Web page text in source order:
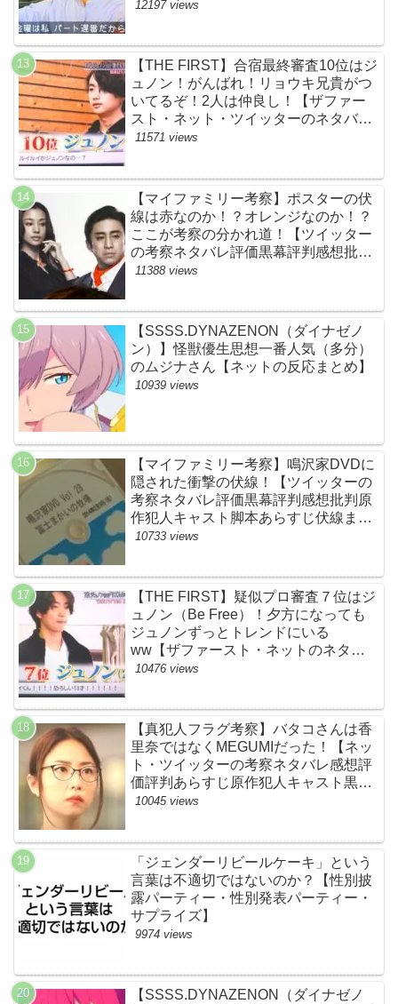
価評判あらすじ原作犯人キャスト黒幕
12197 views
【THE FIRST】合宿最終審査10位はジ
ュノン！がんばれ！リョウキ兄貴がつ
いてるぞ！2人は仲良し！【ザファー
スト・ネット・ツイッターのネタバレ
考察まとめ感想評価評判・スッキリ・
11571 views
【マイファミリー考察】ポスターの伏
線は赤なのか！？オレンジなのか！？
ここが考察の分かれ道！【ツイッター
の考察ネタバレ評価黒幕評判感想批判
原作犯人キャスト脚本あらすじ伏線ま
11388 views
【SSSS.DYNAZENON（ダイナゼノ
ン）】怪獣優生思想一番人気（多分）
のムジナさん【ネットの反応まとめ】
10939 views
【マイファミリー考察】鳴沢家DVDに
隠された衝撃の伏線！【ツイッターの
考察ネタバレ評価黒幕評判感想批判原
作犯人キャスト脚本あらすじ伏線まと
め】
10733 views
【THE FIRST】疑似プロ審査７位はジ
ュノン（Be Free）！夕方になっても
ジュノンずっとトレンドにいる
ww【ザファースト・ネットのネタバ
レ感想考察まとめ・スッキリ・
10476 views
【真犯人フラグ考察】バタコさんは香
里奈ではなくMEGUMIだった！【ネッ
ト・ツイッターの考察ネタバレ感想評
価評判あらすじ原作犯人キャスト黒幕
伏線まとめ】
10045 views
「ジェンダーリビールケーキ」という
言葉は不適切ではないのか？【性別披
露パーティー・性別発表パーティー・
サプライズ】
9974 views
【SSSS.DYNAZENON（ダイナゼノ